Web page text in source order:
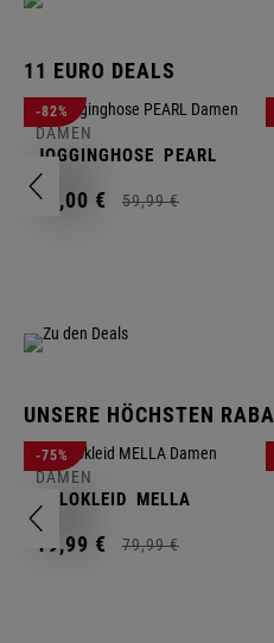
11 EURO DEALS
-82%
DAMEN
JOGGINGHOSE PEARL
11,00 € 59,99 €
UNSERE HÖCHSTEN
-75%
DAMEN
POLOKLEID MELLA
19,99 € 79,99 €